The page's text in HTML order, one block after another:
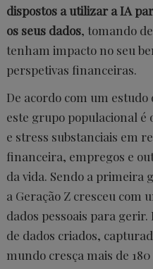
dispostos a utilizar a IA
os seus dados, tomando
tenham impacto no seu
perspetivas financeiras.
De acordo com um estudo
este grupo populacional é
e stress substanciais em
financeira, empregos e
da vida. Sendo a primeira
a Geração Z cresceu com
dados pessoais para
de dados criados,
mundo cresça mais de